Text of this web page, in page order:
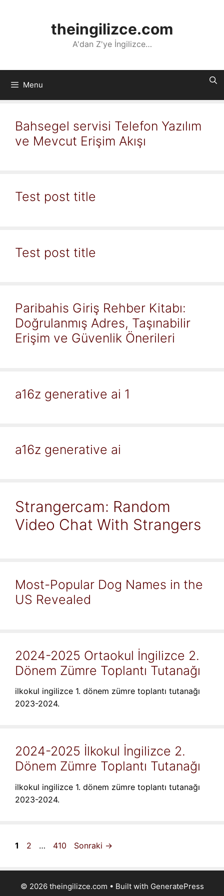
theingilizce.com
A'dan Z'ye İngilizce…
Menu
Bahsegel servisi Telefon Yazılım
ve Mevcut Erişim Akışı
Test post title
Test post title
Paribahis Giriş Rehber Kitabı:
Doğrulanmış Adres, Taşınabilir
Erişim ve Güvenlik Önerileri
a16z generative ai 1
a16z generative ai
Strangercam: Random
Video Chat With Strangers
Most-Popular Dog Names in the
US Revealed
2024-2025 Ortaokul İngilizce 2.
Dönem Zümre Toplantı Tutanağı
ilkokul ingilizce 1. dönem zümre toplantı tutanağı
2023-2024.
2024-2025 İlkokul İngilizce 2.
Dönem Zümre Toplantı Tutanağı
ilkokul ingilizce 1. dönem zümre toplantı tutanağı
2023-2024.
Sayfa
1 Sayfa
2 … Sayfa
410 Sonraki →
© 2026 theingilizce.com • Built with GeneratePress